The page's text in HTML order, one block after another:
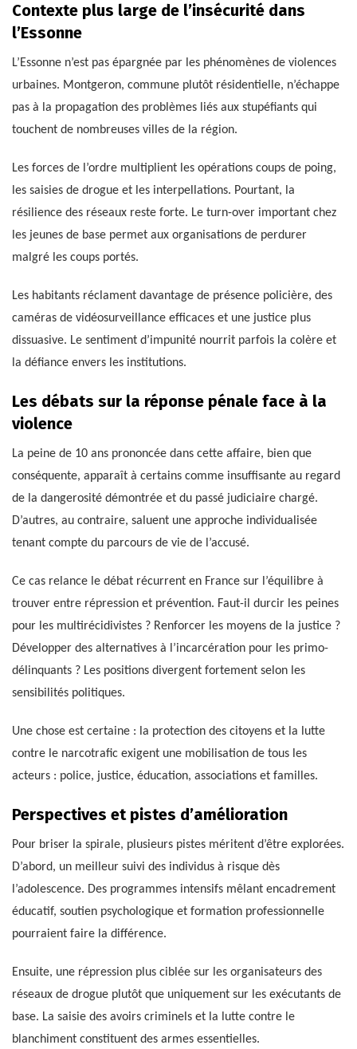
Contexte plus large de l’insécurité dans
l’Essonne
L’Essonne n’est pas épargnée par les phénomènes de violences
urbaines. Montgeron, commune plutôt résidentielle, n’échappe
pas à la propagation des problèmes liés aux stupéfiants qui
touchent de nombreuses villes de la région.
Les forces de l’ordre multiplient les opérations coups de poing,
les saisies de drogue et les interpellations. Pourtant, la
résilience des réseaux reste forte. Le turn-over important chez
les jeunes de base permet aux organisations de perdurer
malgré les coups portés.
Les habitants réclament davantage de présence policière, des
caméras de vidéosurveillance efficaces et une justice plus
dissuasive. Le sentiment d’impunité nourrit parfois la colère et
la défiance envers les institutions.
Les débats sur la réponse pénale face à la
violence
La peine de 10 ans prononcée dans cette affaire, bien que
conséquente, apparaît à certains comme insuffisante au regard
de la dangerosité démontrée et du passé judiciaire chargé.
D’autres, au contraire, saluent une approche individualisée
tenant compte du parcours de vie de l’accusé.
Ce cas relance le débat récurrent en France sur l’équilibre à
trouver entre répression et prévention. Faut-il durcir les peines
pour les multirécidivistes ? Renforcer les moyens de la justice ?
Développer des alternatives à l’incarcération pour les primo-
délinquants ? Les positions divergent fortement selon les
sensibilités politiques.
Une chose est certaine : la protection des citoyens et la lutte
contre le narcotrafic exigent une mobilisation de tous les
acteurs : police, justice, éducation, associations et familles.
Perspectives et pistes d’amélioration
Pour briser la spirale, plusieurs pistes méritent d’être explorées.
D’abord, un meilleur suivi des individus à risque dès
l’adolescence. Des programmes intensifs mêlant encadrement
éducatif, soutien psychologique et formation professionnelle
pourraient faire la différence.
Ensuite, une répression plus ciblée sur les organisateurs des
réseaux de drogue plutôt que uniquement sur les exécutants de
base. La saisie des avoirs criminels et la lutte contre le
blanchiment constituent des armes essentielles.